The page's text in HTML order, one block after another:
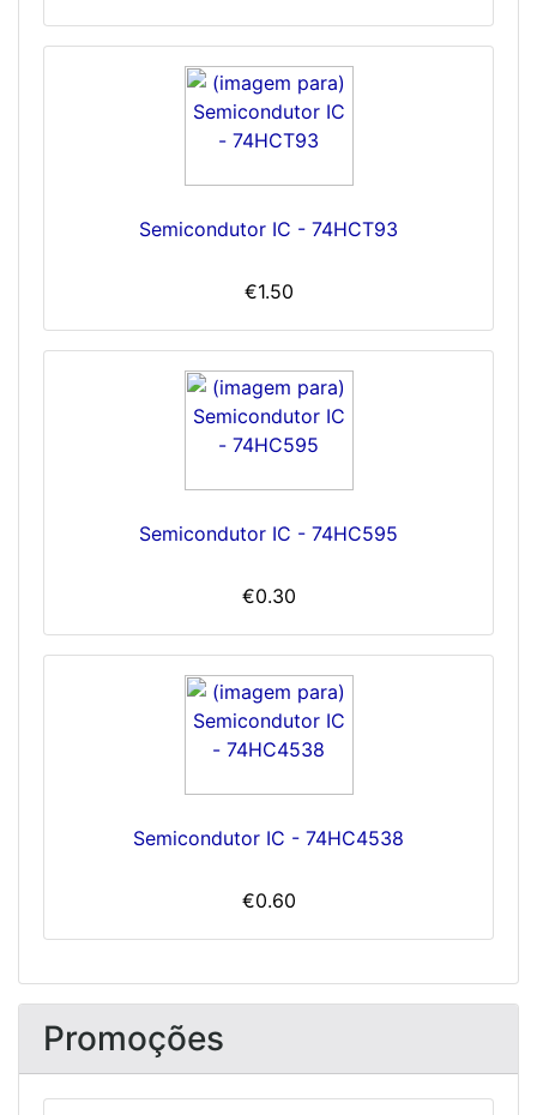
Semicondutor IC - 74HCT93
€1.50
Semicondutor IC - 74HC595
€0.30
Semicondutor IC - 74HC4538
€0.60
Promoções